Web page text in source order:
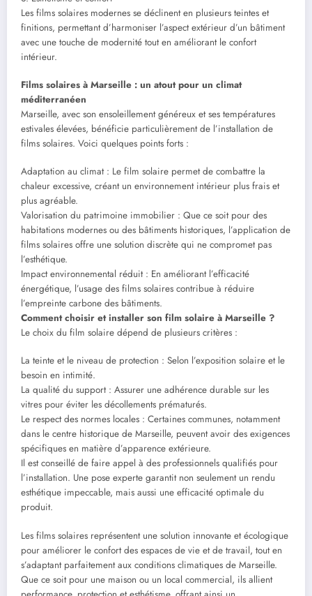
Les films solaires modernes se déclinent en plusieurs teintes et
finitions, permettant d’harmoniser l’aspect extérieur d’un bâtiment
avec une touche de modernité tout en améliorant le confort
intérieur.
Films solaires à Marseille : un atout pour un climat
méditerranéen
Marseille, avec son ensoleillement généreux et ses températures
estivales élevées, bénéficie particulièrement de l’installation de
films solaires. Voici quelques points forts :
Adaptation au climat : Le film solaire permet de combattre la
chaleur excessive, créant un environnement intérieur plus frais et
plus agréable.
Valorisation du patrimoine immobilier : Que ce soit pour des
habitations modernes ou des bâtiments historiques, l’application de
films solaires offre une solution discrète qui ne compromet pas
l’esthétique.
Impact environnemental réduit : En améliorant l’efficacité
énergétique, l’usage des films solaires contribue à réduire
l’empreinte carbone des bâtiments.
Comment choisir et installer son film solaire à Marseille ?
Le choix du film solaire dépend de plusieurs critères :
La teinte et le niveau de protection : Selon l’exposition solaire et le
besoin en intimité.
La qualité du support : Assurer une adhérence durable sur les
vitres pour éviter les décollements prématurés.
Le respect des normes locales : Certaines communes, notamment
dans le centre historique de Marseille, peuvent avoir des exigences
spécifiques en matière d’apparence extérieure.
Il est conseillé de faire appel à des professionnels qualifiés pour
l’installation. Une pose experte garantit non seulement un rendu
esthétique impeccable, mais aussi une efficacité optimale du
produit.
Les films solaires représentent une solution innovante et écologique
pour améliorer le confort des espaces de vie et de travail, tout en
s’adaptant parfaitement aux conditions climatiques de Marseille.
Que ce soit pour une maison ou un local commercial, ils allient